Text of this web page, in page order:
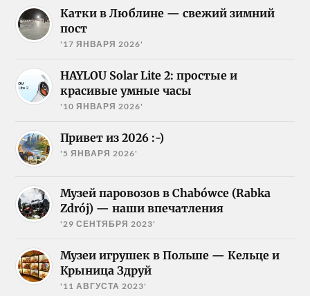
Катки в Люблине — свежий зимний
пост
'17 ЯНВАРЯ 2026'
HAYLOU Solar Lite 2: простые и
красивые умные часы
'10 ЯНВАРЯ 2026'
Привет из 2026 :-)
'5 ЯНВАРЯ 2026'
Музей паровозов в Chabówce (Rabka
Zdrój) — наши впечатления
'29 СЕНТЯБРЯ 2023'
Музеи игрушек в Польше — Кельце и
Крыница Здруй
'11 АВГУСТА 2023'